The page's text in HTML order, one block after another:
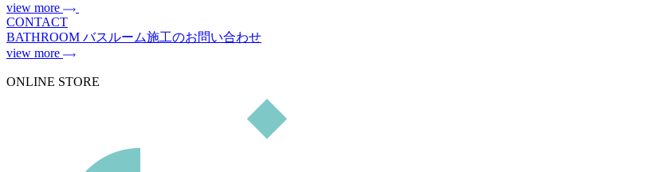
view more
CONTACT
BATHROOM バスルーム施工のお問い合わせ
view more
ONLINE STORE